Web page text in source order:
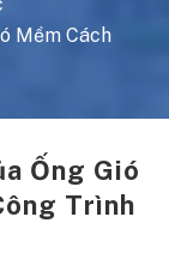
Mềm Cách
Ống Gió
Trình